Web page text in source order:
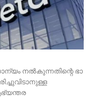
നൽകുന്നതിന്റെ ഭാ​